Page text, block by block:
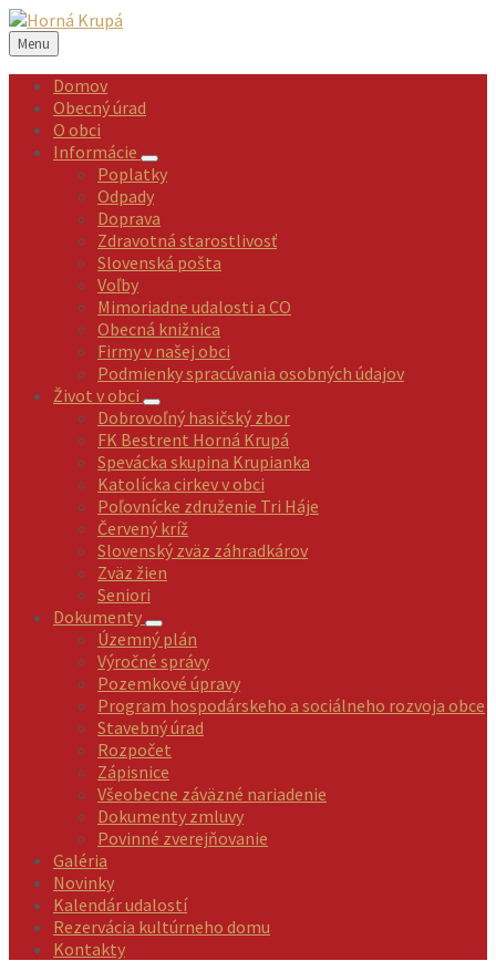
Preskočiť
na
obsah
Preskočiť
na
ľavý
panel
Preskočiť
na
pravý
panel
Preskočiť
na
pätičku
Menu
Domov
Obecný úrad
O obci
Informácie
Poplatky
Odpady
Doprava
Zdravotná starostlivosť
Slovenská pošta
Voľby
Mimoriadne udalosti a CO
Obecná knižnica
Firmy v našej obci
Podmienky spracúvania osobných údajov
Život v obci
Dobrovoľný hasičský zbor
FK Bestrent Horná Krupá
Spevácka skupina Krupianka
Katolícka cirkev v obci
Poľovnícke združenie Tri Háje
Červený kríž
Slovenský zväz záhradkárov
Zväz žien
Seniori
Dokumenty
Územný plán
Výročné správy
Pozemkové úpravy
Program hospodárskeho a sociálneho rozvoja obce
Stavebný úrad
Rozpočet
Zápisnice
Všeobecne záväzné nariadenie
Dokumenty zmluvy
Povinné zverejňovanie
Galéria
Novinky
Kalendár udalostí
Rezervácia kultúrneho domu
Kontakty